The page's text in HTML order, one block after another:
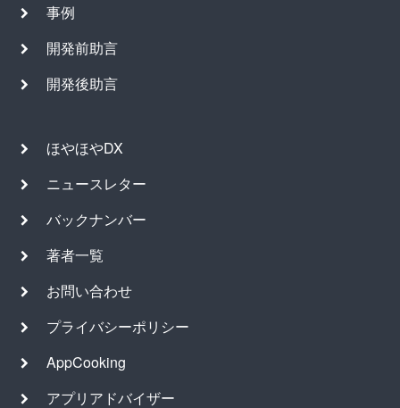
事例
開発前助言
開発後助言
ほやほやDX
ニュースレター
バックナンバー
著者一覧
お問い合わせ
プライバシーポリシー
AppCooking
アプリアドバイザー